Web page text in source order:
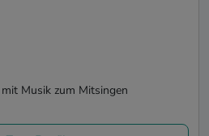
Musik zum Mitsingen